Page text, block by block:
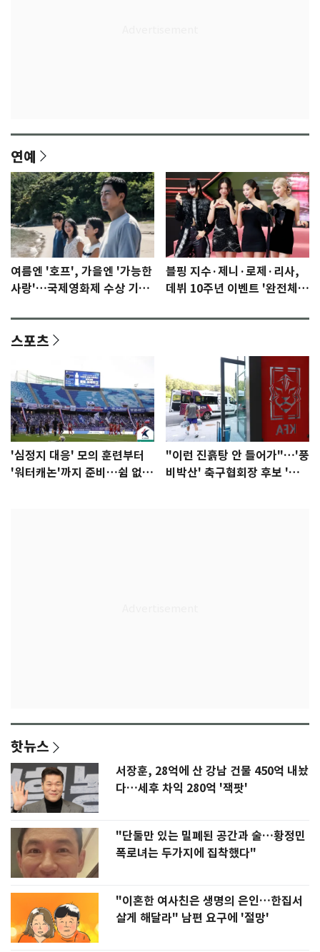
연예
여름엔 '호프', 가을엔 '가능한
사랑'…국제영화제 수상 기대
블핑 지수·제니·로제·리사,
데뷔 10주년 이벤트 '완전체'
스포츠
'심정지 대응' 모의 훈련부터
'워터캐논'까지 준비…쉼 없는
"이런 진흙탕 안 들어가"…'풍
비박산' 축구협회장 후보 '실
핫뉴스
서장훈, 28억에 산 강남 건물 450억 내놨
다…세후 차익 280억 '잭팟'
"단둘만 있는 밀폐된 공간과 술…황정민
폭로녀는 두가지에 집착했다"
"이혼한 여사친은 생명의 은인…한집서
살게 해달라" 남편 요구에 '절망'